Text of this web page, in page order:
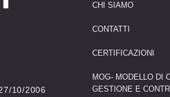
10/2006
CHI SIAMO
CONTATTI
CERTIFICAZIONI
MOG- MODELLO DI
GESTIONE E